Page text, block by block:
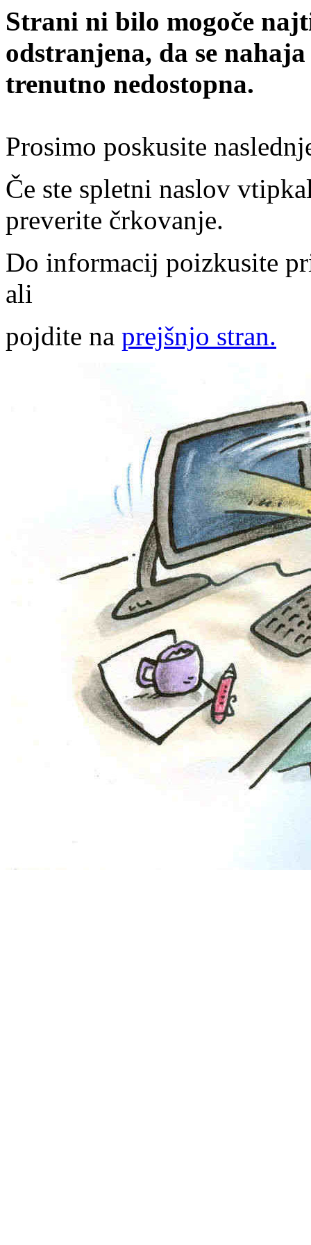
Strani ni bilo mogoče
odstranjena, da se
trenutno nedostopna.
Prosimo poskusite
Če ste spletni naslov
preverite črkovanje.
Do informacij poizkusite
ali
pojdite na prejšnjo stran.